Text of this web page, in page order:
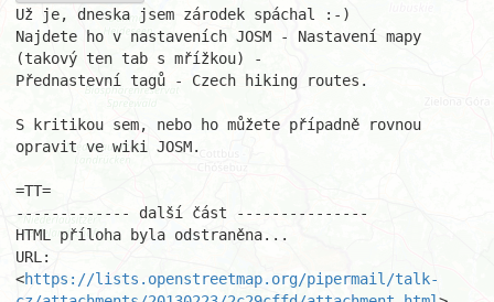
Už je, dneska jsem zárodek spáchal :-)
Najdete ho v nastaveních JOSM - Nastavení mapy
(takový ten tab s mřížkou) -
Přednastevní tagů - Czech hiking routes.
S kritikou sem, nebo ho můžete případně rovnou
opravit ve wiki JOSM.
=TT=
------------- další část ---------------
HTML příloha byla odstraněna...
URL:
<https://lists.openstreetmap.org/pipermail/talk-